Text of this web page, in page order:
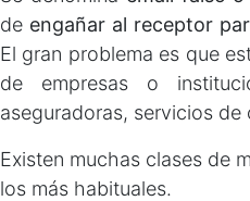
de engañar al receptor
El gran problema es que
de empresas o
aseguradoras, servicios
Existen muchas clases de
los más habituales.